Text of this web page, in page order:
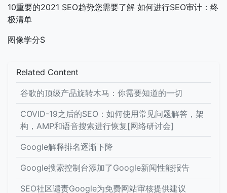
10重要的2021 SEO趋势您需要了解 如何进行SEO审计：终
极清单
图像学分S
Related Content
谷歌的顶级产品旋转木马：你需要知道的一切
COVID-19之后的SEO：如何使用常见问题解答，架
构，AMP和语音搜索进行恢复[网络研讨会]
Google解释排名逐渐下降
Google搜索控制台添加了Google新闻性能报告
SEO社区谴责Google为免费网站审核提供建议